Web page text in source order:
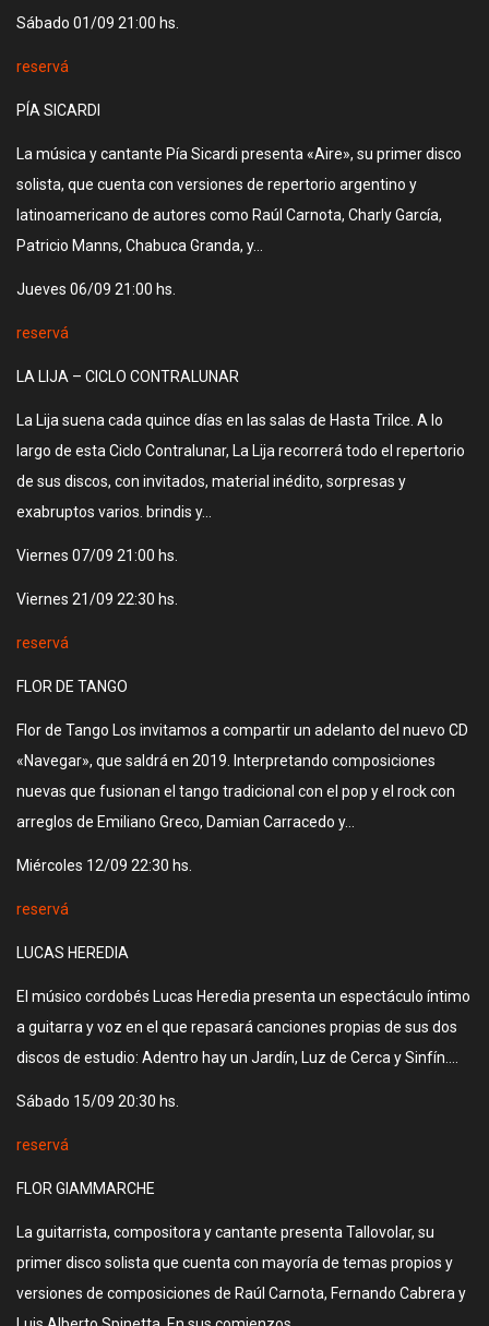
Sábado 01/09 21:00 hs.
reservá
PÍA SICARDI
La música y cantante Pía Sicardi presenta «Aire», su primer disco
solista, que cuenta con versiones de repertorio argentino y
latinoamericano de autores como Raúl Carnota, Charly García,
Patricio Manns, Chabuca Granda, y…
Jueves 06/09 21:00 hs.
reservá
LA LIJA – CICLO CONTRALUNAR
La Lija suena cada quince días en las salas de Hasta Trilce. A lo
largo de esta Ciclo Contralunar, La Lija recorrerá todo el repertorio
de sus discos, con invitados, material inédito, sorpresas y
exabruptos varios. brindis y…
Viernes 07/09 21:00 hs.
Viernes 21/09 22:30 hs.
reservá
FLOR DE TANGO
Flor de Tango Los invitamos a compartir un adelanto del nuevo CD
«Navegar», que saldrá en 2019. Interpretando composiciones
nuevas que fusionan el tango tradicional con el pop y el rock con
arreglos de Emiliano Greco, Damian Carracedo y…
Miércoles 12/09 22:30 hs.
reservá
LUCAS HEREDIA
El músico cordobés Lucas Heredia presenta un espectáculo íntimo
a guitarra y voz en el que repasará canciones propias de sus dos
discos de estudio: Adentro hay un Jardín, Luz de Cerca y Sinfín….
Sábado 15/09 20:30 hs.
reservá
FLOR GIAMMARCHE
La guitarrista, compositora y cantante presenta Tallovolar, su
primer disco solista que cuenta con mayoría de temas propios y
versiones de composiciones de Raúl Carnota, Fernando Cabrera y